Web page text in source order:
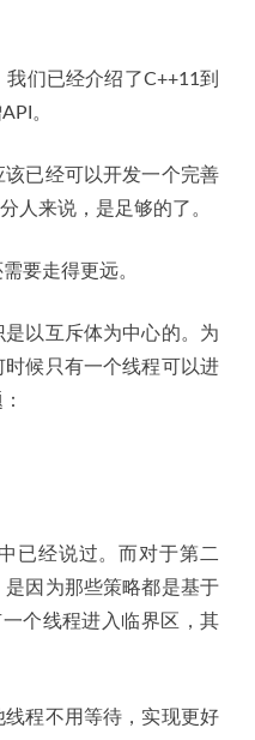
我们已经介绍了C++11到
。
已经可以开发一个完善
人来说，是足够的了。
要走得更远。
以互斥体为中心的。为
候只有一个线程可以进
已经说过。而对于第二
因为那些策略都是基于
个线程进入临界区，其
程不用等待，实现更好